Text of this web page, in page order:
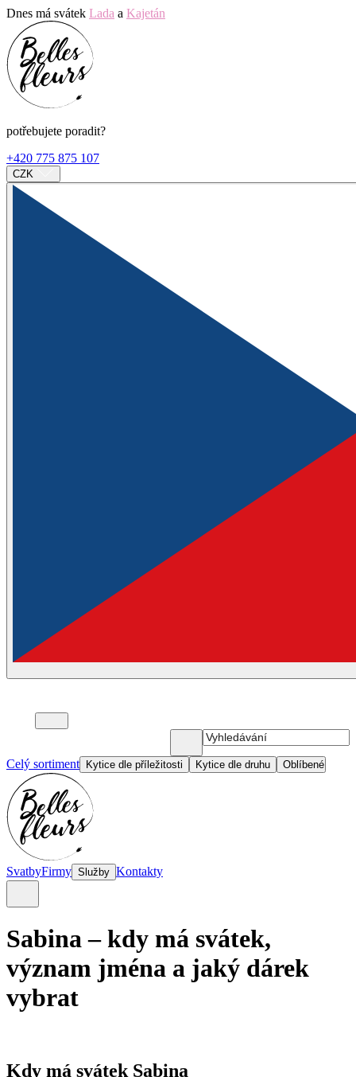
Dnes má svátek Lada a Kajetán
potřebujete poradit?
+420 775 875 107
CZK
Celý sortiment Kytice dle příležitosti Kytice dle druhu Oblíbené
SvatbyFirmy Služby Kontakty
Sabina – kdy má svátek,
význam jména a jaký dárek
vybrat
Kdy má svátek Sabina